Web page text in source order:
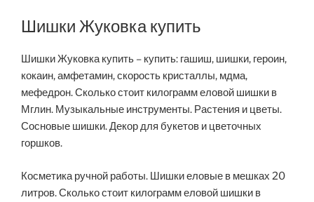
Шишки Жуковка купить
Шишки Жуковка купить – купить: гашиш, шишки, героин,
кокаин, амфетамин, скорость кристаллы, мдма,
мефедрон. Сколько стоит килограмм еловой шишки в
Мглин. Музыкальные инструменты. Растения и цветы.
Сосновые шишки. Декор для букетов и цветочных
горшков.
Косметика ручной работы. Шишки еловые в мешках 20
литров. Сколько стоит килограмм еловой шишки в